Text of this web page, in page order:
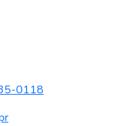
0118